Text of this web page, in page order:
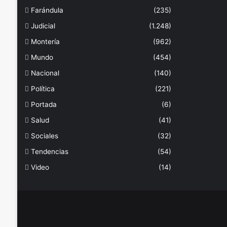
Farándula
(235)
Judicial
(1.248)
Montería
(962)
Mundo
(454)
Nacional
(140)
Política
(221)
Portada
(6)
Salud
(41)
Sociales
(32)
Tendencias
(54)
Video
(14)